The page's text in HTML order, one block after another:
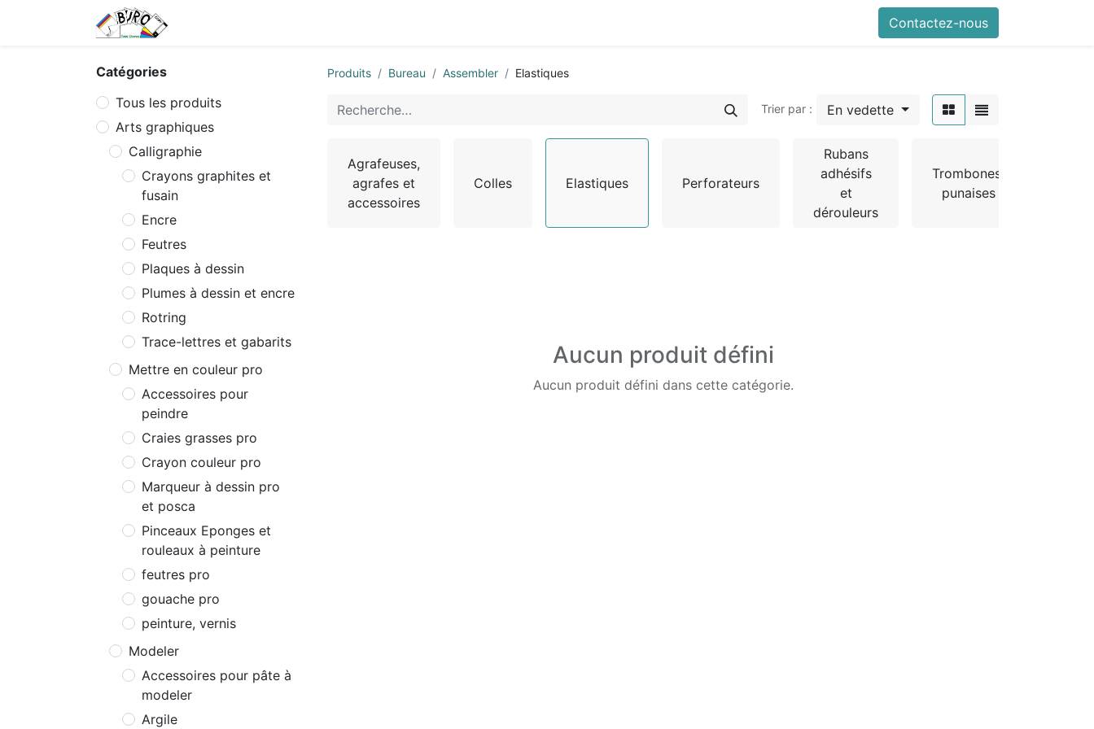
Contactez-nous
Catégories
Tous les produits
Arts graphiques
Calligraphie
Crayons graphites et
fusain
Encre
Feutres
Plaques à dessin
Plumes à dessin et encre
Rotring
Trace-lettres et gabarits
Mettre en couleur pro
Accessoires pour
peindre
Craies grasses pro
Crayon couleur pro
Marqueur à dessin pro
et posca
Pinceaux Eponges et
rouleaux à peinture
feutres pro
gouache pro
peinture, vernis
Modeler
Accessoires pour pâte à
modeler
Argile
Produits Bureau Assembler Elastiques
Trier par : En vedette
Agrafeuses,
agrafes et
accessoires
Colles Elastiques Perforateurs
Rubans
adhésifs
et
dérouleurs
Trombones,
punaises
Aucun produit défini
Aucun produit défini dans cette catégorie.